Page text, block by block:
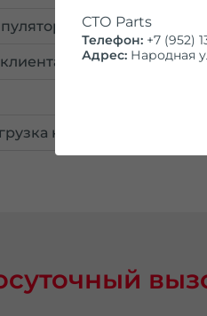
30 мин.
на эвакуатор
СТО Parts
Телефон: +7 (952)
Адрес: Народная